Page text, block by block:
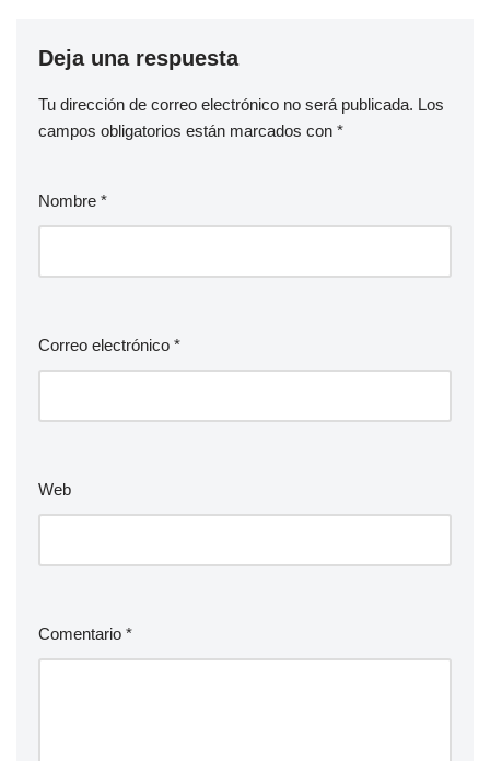
Deja una respuesta
Tu dirección de correo electrónico no será publicada. Los
campos obligatorios están marcados con *
Nombre *
Correo electrónico *
Web
Comentario *